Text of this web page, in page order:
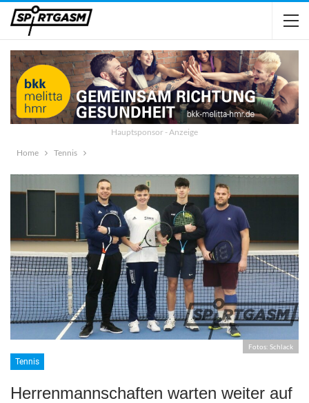
Hauptsponsor - Anzeige
Home
Tennis
Fotos: Schlack
Tennis
Herrenmannschaften warten weiter auf